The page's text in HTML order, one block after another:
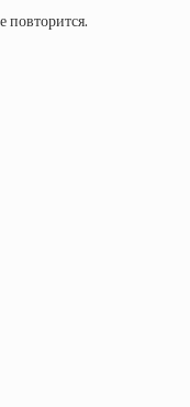
повторится.